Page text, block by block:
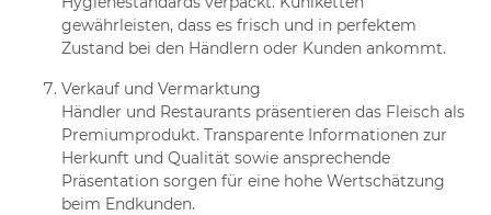
gewährleisten, dass es frisch und in perfektem
Zustand bei den Händlern oder Kunden ankommt.
Verkauf und Vermarktung
Händler und Restaurants präsentieren das Fleisch als
Premiumprodukt. Transparente Informationen zur
Herkunft und Qualität sowie ansprechende
Präsentation sorgen für eine hohe Wertschätzung
beim Endkunden.